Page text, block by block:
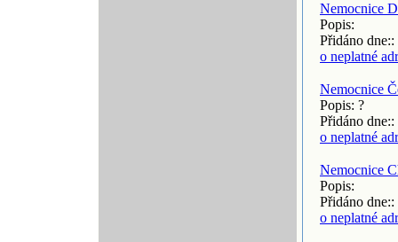
Nemocnice
Popis:
Přidáno
o neplatné
Nemocnice
Popis: ?
Přidáno
o neplatné
Nemocnice
Popis:
Přidáno
o neplatné